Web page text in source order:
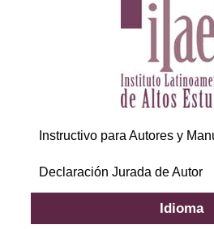
Instructivo para Autores y
Declaración Jurada de Autor
Idioma